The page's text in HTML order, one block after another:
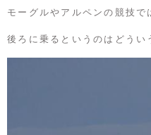
モーグルやアルペンの競技で
後ろに乗るというのはどうい